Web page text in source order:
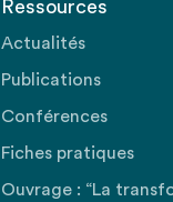
Ressources
Actualités
Publications
Conférences
Fiches pratiques
Ouvrage : “La